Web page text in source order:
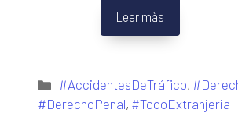
Leer màs
Categorías
#AccidentesDeTráfico,
#DerechoPenal, #TodoExtranjeria